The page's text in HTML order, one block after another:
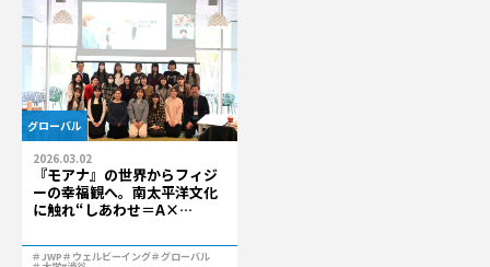
グローバル
2026.03.02
『モアナ』の世界からフィジ
ーの幸福観へ。南太平洋文化
に触れ“しあわせ＝A×…
＃JWP＃ウェルビーイング＃グローバル